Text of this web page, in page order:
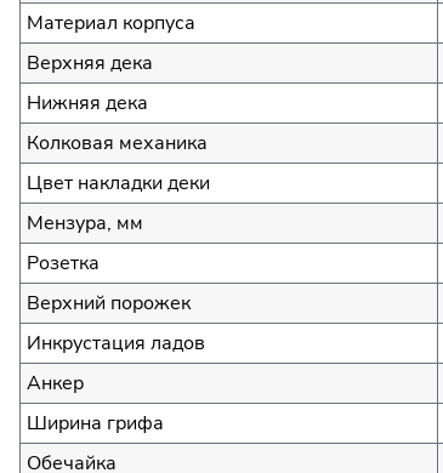
Материал корпуса
Верхняя дека
Нижняя дека
Колковая механика
Цвет накладки деки
Мензура, мм
Розетка
Верхний порожек
Инкрустация ладов
Анкер
Ширина грифа
Обечайка